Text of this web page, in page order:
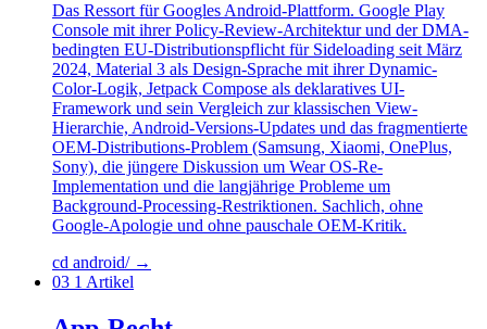
Das Ressort für Googles Android-Plattform. Google Play
Console mit ihrer Policy-Review-Architektur und der DMA-
bedingten EU-Distributionspflicht für Sideloading seit März
2024, Material 3 als Design-Sprache mit ihrer Dynamic-
Color-Logik, Jetpack Compose als deklaratives UI-
Framework und sein Vergleich zur klassischen View-
Hierarchie, Android-Versions-Updates und das fragmentierte
OEM-Distributions-Problem (Samsung, Xiaomi, OnePlus,
Sony), die jüngere Diskussion um Wear OS-Re-
Implementation und die langjährige Probleme um
Background-Processing-Restriktionen. Sachlich, ohne
Google-Apologie und ohne pauschale OEM-Kritik.
cd android/ →
03 1 Artikel